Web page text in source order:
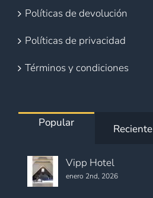
Políticas de devolución
Políticas de privacidad
Términos y condiciones
Popular Reciente
Vipp Hotel
enero 2nd, 2026